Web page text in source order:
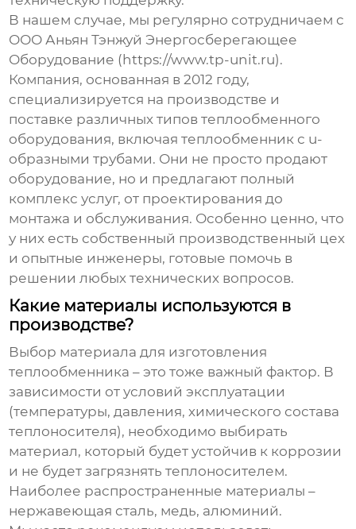
В нашем случае, мы регулярно сотрудничаем с
ООО Аньян Тэнжуй Энергосберегающее
Оборудование (https://www.tp-unit.ru).
Компания, основанная в 2012 году,
специализируется на производстве и
поставке различных типов теплообменного
оборудования, включаятеплообменник с u-
образными трубами. Они не просто продают
оборудование, но и предлагают полный
комплекс услуг, от проектирования до
монтажа и обслуживания. Особенно ценно, что
у них есть собственный производственный цех
и опытные инженеры, готовые помочь в
решении любых технических вопросов.
Какие материалы используются в
производстве?
Выбор материала для изготовления
теплообменника – это тоже важный фактор. В
зависимости от условий эксплуатации
(температуры, давления, химического состава
теплоносителя), необходимо выбирать
материал, который будет устойчив к коррозии
и не будет загрязнять теплоносителем.
Наиболее распространенные материалы –
нержавеющая сталь, медь, алюминий.